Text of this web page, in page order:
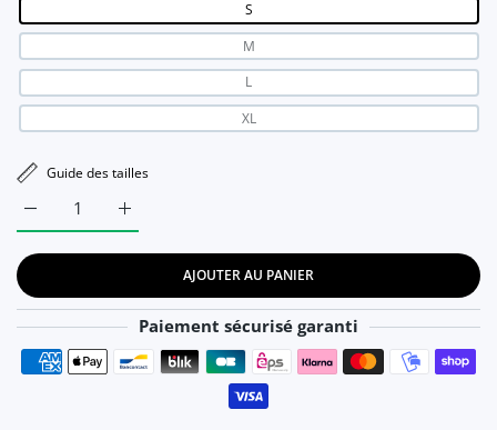
S
M
L
XL
Guide des tailles
Augmenter la quantité de MODACHIC - Veste
Augmenter la quantité de MODACHIC - Veste en laine
AJOUTER AU PANIER
Paiement sécurisé garanti
Moyens de paiement